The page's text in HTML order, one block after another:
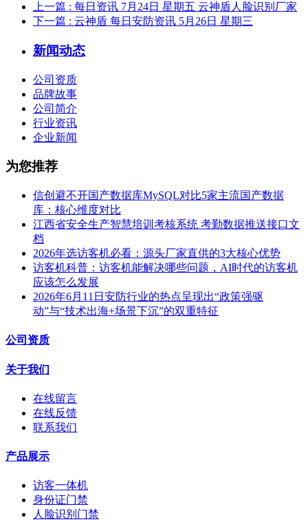
上一篇 : 每日资讯 7月24日 星期五 云神盾人脸识别厂家
下一篇 : 云神盾 每日安防资讯​ 5月26日 星期三
新闻动态
公司资质
品牌故事
公司简介
行业资讯
企业新闻
为您推荐
信创避不开国产数据库MySQL对比5家主流国产数据
库：核心维度对比
江西省安全生产智慧培训考核系统 考勤数据推送接口文
档
2026年选访客机必看：源头厂家直供的3大核心优势
访客机科普：访客机能解决哪些问题，AI时代的访客机
应该怎么发展
2026年6月11日安防行业的热点呈现出“政策强驱
动”与“技术出海+场景下沉”的双重特征
公司资质
关于我们
在线留言
在线反馈
联系我们
产品展示
访客一体机
身份证门禁
人脸识别门禁